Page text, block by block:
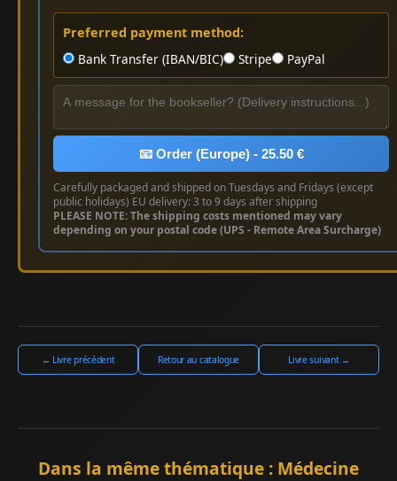
Preferred payment method:
Bank Transfer (IBAN/BIC)
Stripe PayPal
📧 Order (Europe) - 25.50 €
Carefully packaged and shipped on Tuesdays and Fridays (except
public holidays) EU delivery: 3 to 9 days after shipping
PLEASE NOTE: The shipping costs mentioned may vary
depending on your postal code (UPS - Remote Area Surcharge)
← Livre précédent Retour au catalogue Livre suivant →
Dans la même thématique : Médecine